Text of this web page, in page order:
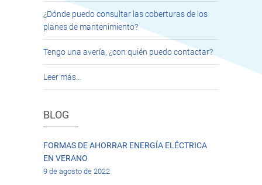
¿Dónde puedo consultar las coberturas de los
planes de mantenimiento?
Tengo una avería, ¿con quién puedo contactar?
Leer más…
BLOG
FORMAS DE AHORRAR ENERGÍA ELÉCTRICA
EN VERANO
9 de agosto de 2022